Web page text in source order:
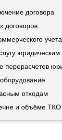
договора
договоров
учета
перерасчетов
отходам
и объёме